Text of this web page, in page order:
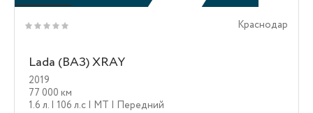
Краснодар
Lada (ВАЗ) XRAY
2019
77 000 км
1.6 л. | 106 л.c | MT | Передний